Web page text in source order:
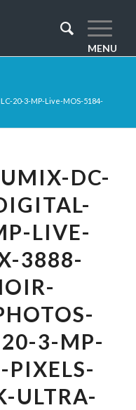
20-3-MP-Live-MOS-5184-
DC-
LIVE-
3888-
3-MP-
ULTRA-